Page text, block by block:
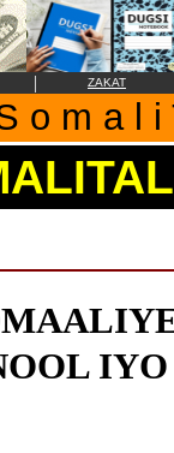
| ZAKAT
o m a l